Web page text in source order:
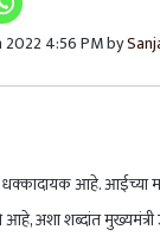
2022 4:56 PM by
धक्कादायक आहे. आईच्या
अशा शब्दांत मुख्यमंत्री